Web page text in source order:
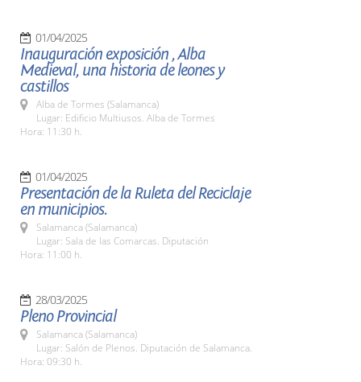
01/04/2025
Inauguración exposición , Alba
Medieval, una historia de leones y
castillos
Alba de Tormes (Salamanca)
Lugar: Edificio Multiusos. Alba de Tormes
Hora: 11:30 h.
01/04/2025
Presentación de la Ruleta del Reciclaje
en municipios.
Salamanca (Salamanca)
Lugar: Sala de las Comarcas. Diputación
Hora: 11:00 h.
28/03/2025
Pleno Provincial
Salamanca (Salamanca)
Lugar: Salón de Plenos. Diputación de Salamanca.
Hora: 09:30 h.